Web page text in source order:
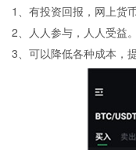
1、有投资回报，网上货
2、人人参与，人人受益。
3、可以降低各种成本，